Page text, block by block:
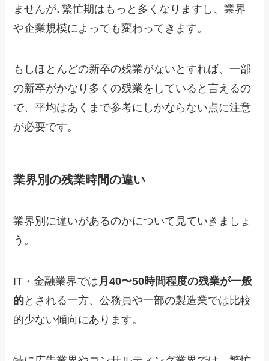
ませんが､繁忙期はもっと多くなりますし、業界
や企業規模によっても変わってきます。
もしほとんどの新卒の残業がないとすれば、一部
の新卒がかなり多くの残業をしていると言えるの
で、平均はあくまで参考にしかならない点に注意
が必要です。
業界別の残業時間の違い
業界別に違いがあるのかについて見ていきましょ
う。
IT・金融業界では 月40〜50時間程度の残業が一般
的とされる一方、公務員や一部の製造業では比較
的少ない傾向にあります。